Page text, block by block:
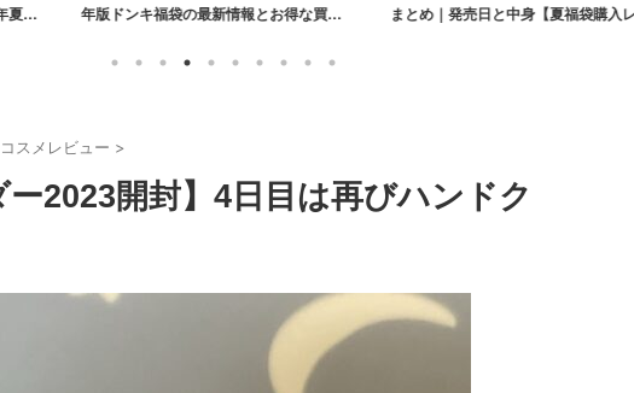
買い
まとめ｜発売日と中身【夏福袋購入レビ
福袋8選！お得な中身を徹底解説
スメレビュー >
2023開封】4日目は再びハンドク